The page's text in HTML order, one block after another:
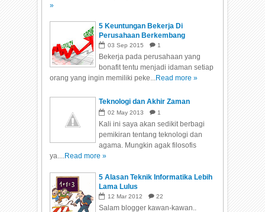
»
5 Keuntungan Bekerja Di
Perusahaan Berkembang
03 Sep 2015 1
Bekerja pada perusahaan yang
bonafit tentu menjadi idaman setiap
orang yang ingin memiliki peke...Read more »
Teknologi dan Akhir Zaman
02 May 2013 1
Kali ini saya akan sedikit berbagi
pemikiran tentang teknologi dan
agama. Mungkin agak filosofis
ya....Read more »
5 Alasan Teknik Informatika Lebih
Lama Lulus
12 Mar 2012 22
Salam blogger kawan-kawan..